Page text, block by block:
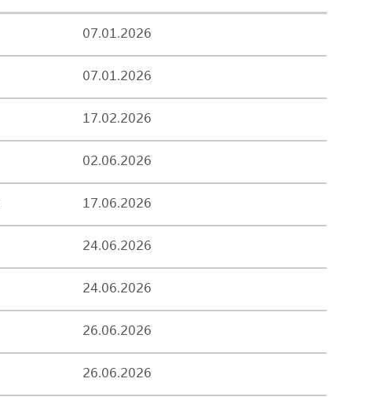
07.01.2026
07.01.2026
17.02.2026
02.06.2026
17.06.2026
24.06.2026
24.06.2026
26.06.2026
26.06.2026